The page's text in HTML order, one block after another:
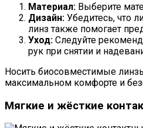
Материал: Выберите
Дизайн: Убедитесь, что
линз также помогает
Уход: Следуйте
рук при снятии и
Носить биосовместимые
максимальном комфорте и
Мягкие и жёсткие